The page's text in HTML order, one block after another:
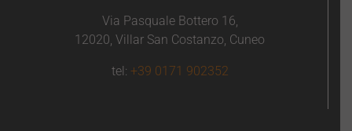
Via Pasquale Bottero 16,
12020, Villar San Costanzo, Cuneo
tel: +39 0171 902352